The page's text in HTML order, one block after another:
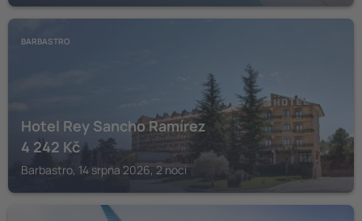
BARBASTRO
Hotel Rey Sancho Ramírez
4 242 Kč
Barbastro, 14 srpna 2026, 2 noci